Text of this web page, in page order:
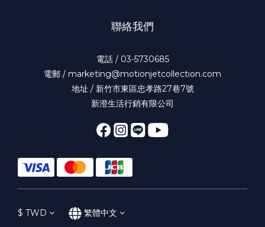
聯絡我們
電話 / 03-5730685
電郵 / marketing@motionjetcollection.com
地址 / 新竹市東區忠孝路27巷7號
新澄生活行銷有限公司
$ TWD 繁體中文